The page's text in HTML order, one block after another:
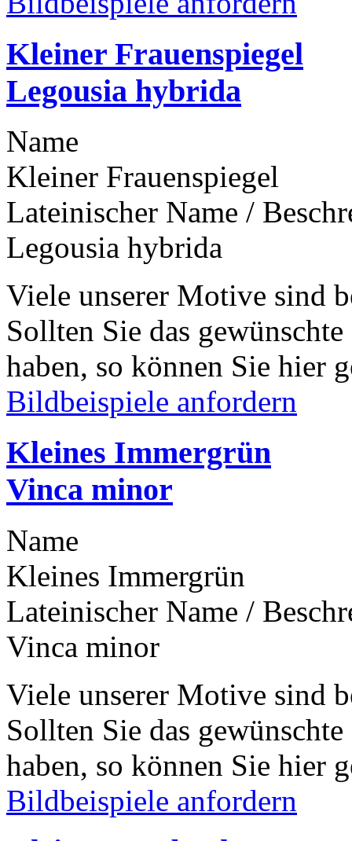
Kleiner Frauenspiegel
Legousia hybrida
Name
Kleiner Frauenspiegel
Lateinischer Name /
Legousia hybrida
Viele unserer Motive sind
Sollten Sie das
haben, so können Sie hier
Bildbeispiele anfordern
Kleines Immergrün
Vinca minor
Name
Kleines Immergrün
Lateinischer Name /
Vinca minor
Viele unserer Motive sind
Sollten Sie das
haben, so können Sie hier
Bildbeispiele anfordern